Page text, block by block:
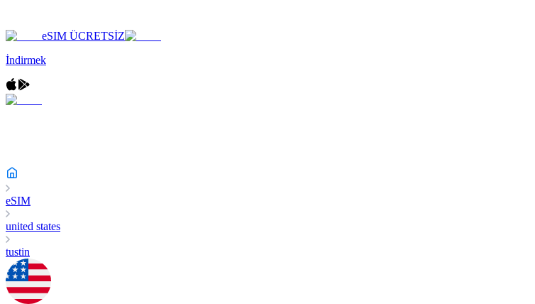
eSIM ÜCRETSİZ
İndirmek
eSIM
united states
tustin